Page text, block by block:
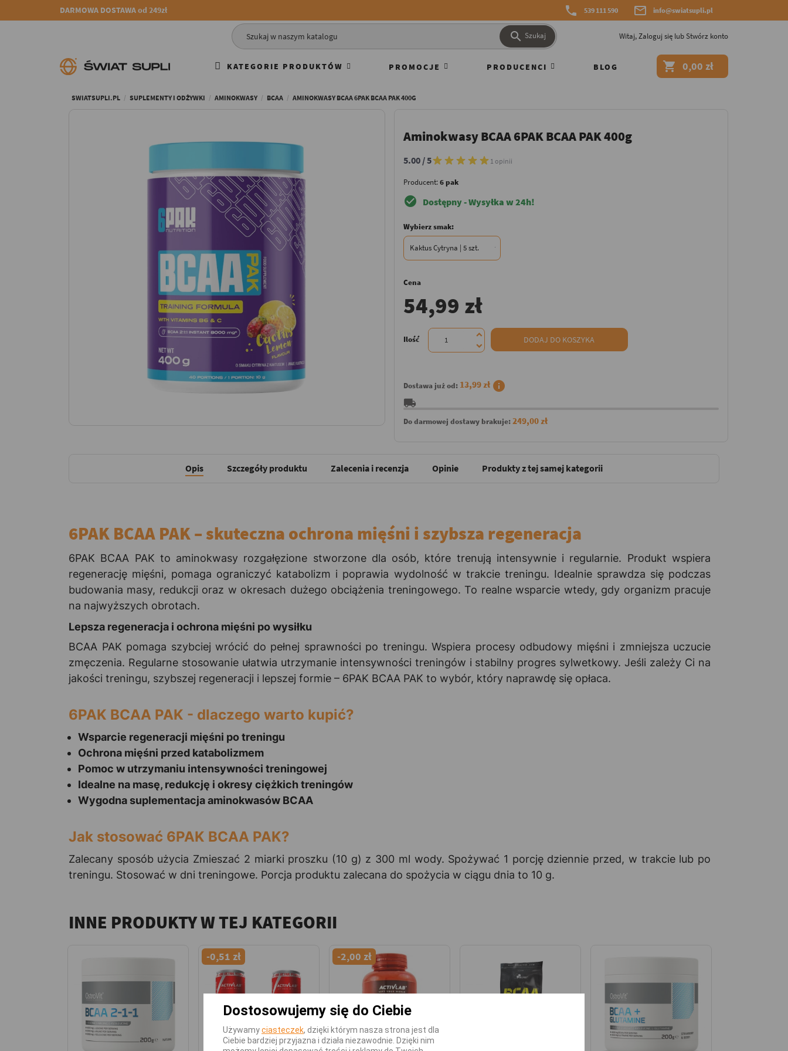
DARMOWA DOSTAWA od 249zł  539 111 590  info@swiatsupli.pl
 Szukaj Witaj,Zaloguj się lubStwórz konto
KATEGORIE PRODUKTÓW PROMOCJE PRODUCENCI BLOG  0,00 zł
SWIATSUPLI.PL SUPLEMENTY I ODŻYWKI AMINOKWASY BCAA AMINOKWASY BCAA 6PAK BCAA PAK 400G
Aminokwasy BCAA 6PAK BCAA PAK 400g
5.00 / 5 1 opinii
Producent:6 pak
check_circle Dostępny - Wysyłka w 24h!
Wybierz smak:
Cena
54,99 zł
Ilość DODAJ DO KOSZYKA
Dostawa już od: 13,99 zł info
local_shipping
Do darmowej dostawy brakuje: 249,00 zł
Opis Szczegóły produktu Zalecenia i recenzja Opinie Produkty z tej samej kategorii
6PAK BCAA PAK – skuteczna ochrona mięśni i szybsza regeneracja
6PAK BCAA PAK to aminokwasy rozgałęzione stworzone dla osób, które trenują intensywnie i regularnie. Produkt wspiera
regenerację mięśni, pomaga ograniczyć katabolizm i poprawia wydolność w trakcie treningu. Idealnie sprawdza się podczas
budowania masy, redukcji oraz w okresach dużego obciążenia treningowego. To realne wsparcie wtedy, gdy organizm pracuje
na najwyższych obrotach.
Lepsza regeneracja i ochrona mięśni po wysiłku
BCAA PAK pomaga szybciej wrócić do pełnej sprawności po treningu. Wspiera procesy odbudowy mięśni i zmniejsza uczucie
zmęczenia. Regularne stosowanie ułatwia utrzymanie intensywności treningów i stabilny progres sylwetkowy. Jeśli zależy Ci na
jakości treningu, szybszej regeneracji i lepszej formie – 6PAK BCAA PAK to wybór, który naprawdę się opłaca.
6PAK BCAA PAK - dlaczego warto kupić?
Wsparcie regeneracji mięśni po treningu
Ochrona mięśni przed katabolizmem
Pomoc w utrzymaniu intensywności treningowej
Idealne na masę, redukcję i okresy ciężkich treningów
Wygodna suplementacja aminokwasów BCAA
Jak stosować 6PAK BCAA PAK?
Zalecany sposób użycia Zmieszać 2 miarki proszku (10 g) z 300 ml wody. Spożywać 1 porcję dziennie przed, w trakcie lub po
treningu. Stosować w dni treningowe. Porcja produktu zalecana do spożycia w ciągu dnia to 10 g.
INNE PRODUKTY W TEJ KATEGORII
-0,51 zł -2,00 zł
Dostosowujemy się do Ciebie
Używamyciasteczek, dzięki którym nasza strona jest dla
Ciebie bardziej przyjazna i działa niezawodnie. Dzięki nim